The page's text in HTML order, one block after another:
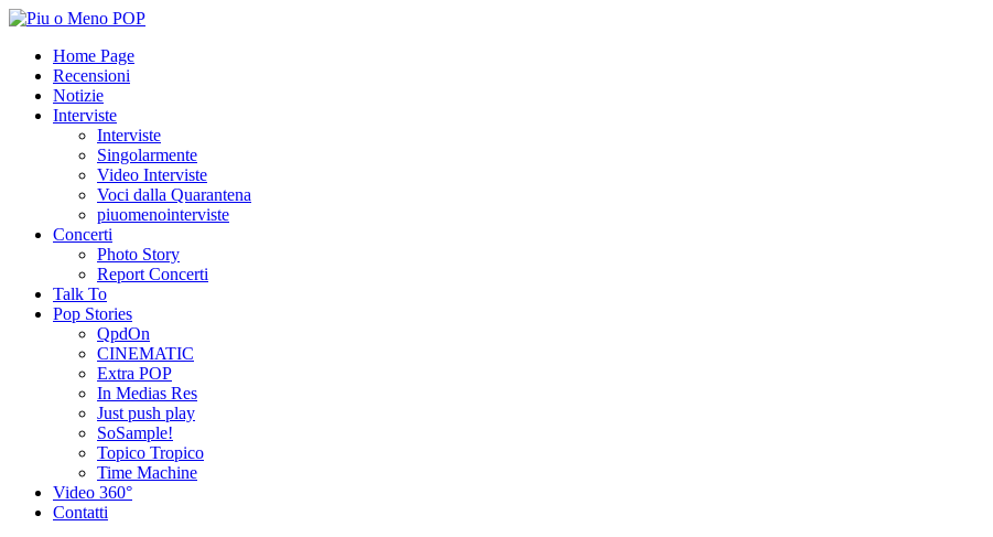
Home Page
Recensioni
Notizie
Interviste
Interviste
Singolarmente
Video Interviste
Voci dalla Quarantena
piuomenointerviste
Concerti
Photo Story
Report Concerti
Talk To
Pop Stories
QpdOn
CINEMATIC
Extra POP
In Medias Res
Just push play
SoSample!
Topico Tropico
Time Machine
Video 360°
Contatti